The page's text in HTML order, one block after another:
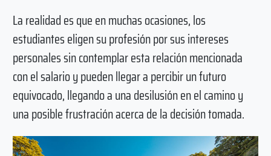
La realidad es que en muchas ocasiones, los
estudiantes eligen su profesión por sus intereses
personales sin contemplar esta relación mencionada
con el salario y pueden llegar a percibir un futuro
equivocado, llegando a una desilusión en el camino y
una posible frustración acerca de la decisión tomada.